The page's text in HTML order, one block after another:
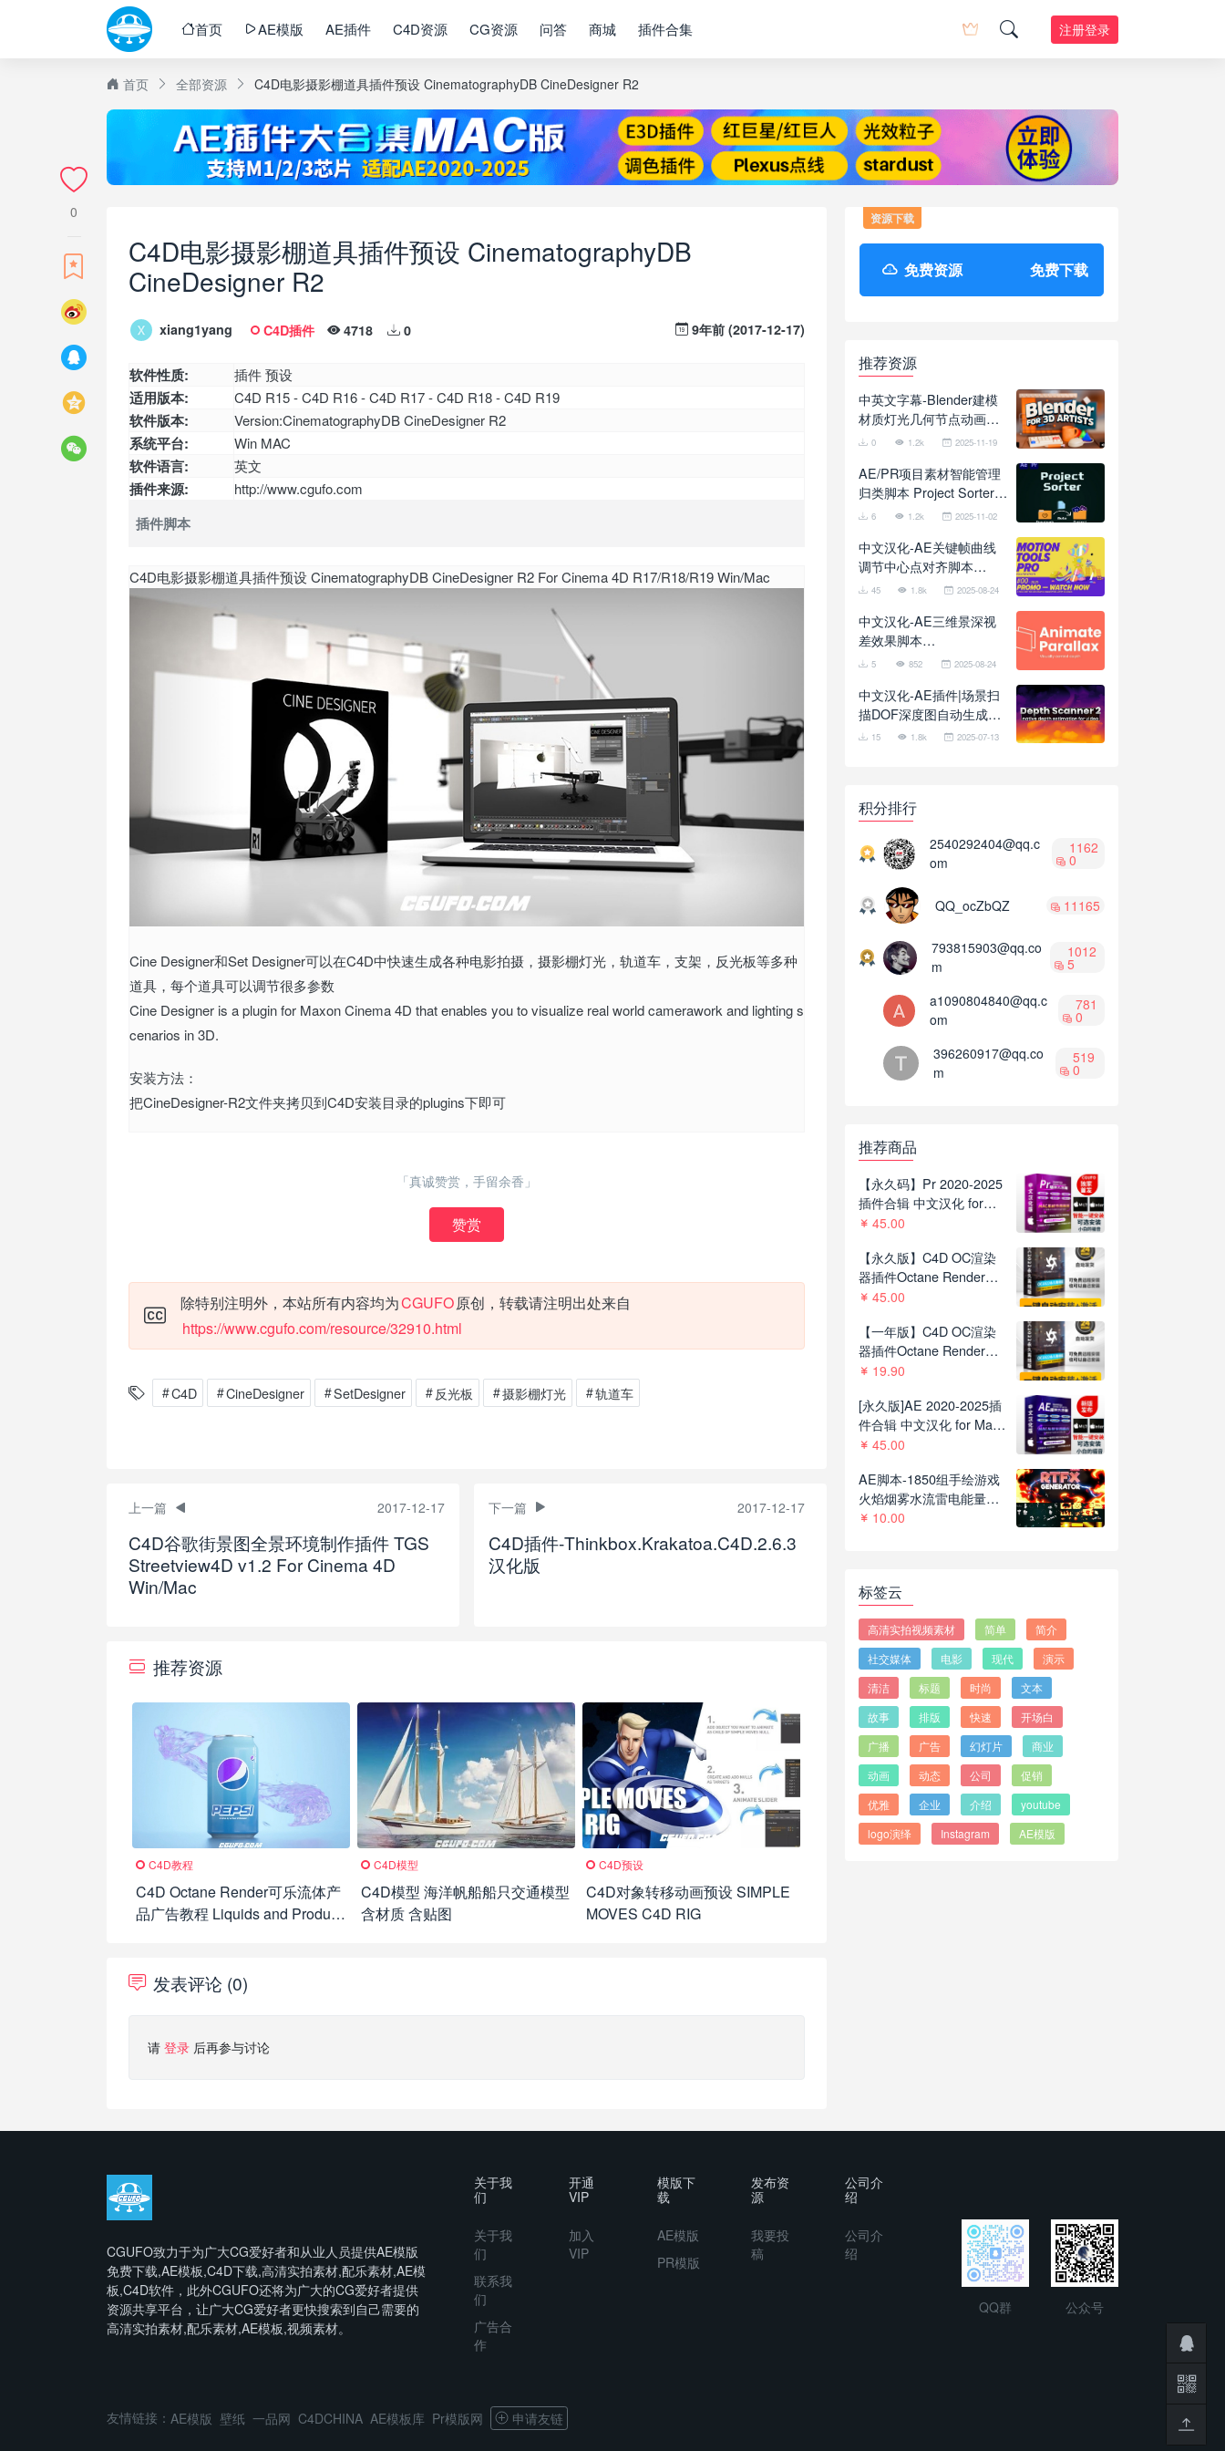
首页 AE模版 AE插件 C4D资源 CG资源 问答 商城 插件合集 注册登录
首页 全部资源 C4D电影摄影棚道具插件预设 CinematographyDB CineDesigner R2
C4D电影摄影棚道具插件预设 CinematographyDB
CineDesigner R2
xiang1yang C4D插件 4718 0 9年前 (2017-12-17)
0
插件脚本
软件性质: 插件 预设
适用版本: C4D R15 - C4D R16 - C4D R17 - C4D R18 - C4D R19
软件版本: Version:CinematographyDB CineDesigner R2
系统平台: Win MAC
软件语言: 英文
插件来源: http://www.cgufo.com
C4D电影摄影棚道具插件预设 CinematographyDB CineDesigner R2 For Cinema 4D R17/R18/R19 Win/Mac
Cine Designer和Set Designer可以在C4D中快速生成各种电影拍摄，摄影棚灯光，轨道车，支架，反光板等多种
道具，每个道具可以调节很多参数
Cine Designer is a plugin for Maxon Cinema 4D that enables you to visualize real world camerawork and lighting s
cenarios in 3D.
安装方法：
把CineDesigner-R2文件夹拷贝到C4D安装目录的plugins下即可
「真诚赞赏，手留余香」
赞赏
除特别注明外，本站所有内容均为CGUFO原创，转载请注明出处来自
https://www.cgufo.com/resource/32910.html
C4D CineDesigner SetDesigner 反光板 摄影棚灯光 轨道车
上一篇 2017-12-17
C4D谷歌街景图全景环境制作插件 TGS
Streetview4D v1.2 For Cinema 4D
Win/Mac
下一篇 2017-12-17
C4D插件-Thinkbox.Krakatoa.C4D.2.6.3
汉化版
推荐资源
C4D教程
C4D Octane Render可乐流体产
品广告教程 Liquids and Product
C4D模型
C4D模型 海洋帆船船只交通模型
含材质 含贴图
C4D预设
C4D对象转移动画预设 SIMPLE
MOVES C4D RIG
发表评论 (0)
请 登录 后再参与讨论
资源下载
免费资源 免费下载
推荐资源
中英文字幕-Blender建模
材质灯光几何节点动画全
面基础入门教程 School of
Artists
0 1.2k 2025-11-19
AE/PR项目素材智能管理
归类脚本 Project Sorter
V1.7.3 + 使用教程
6 1.2k 2025-11-02
中文汉化-AE关键帧曲线
调节中心点对齐脚本
Motion Tools Pro 2025
45 1.8k 2025-08-24
中文汉化-AE三维景深视
差效果脚本
AnimateParallax V1.3.0
5 852 2025-08-24
中文汉化-AE插件|场景扫
描DOF深度图自动生成工
具 Depth Scanner 2
15 1.8k 2025-07-13
积分排行
2540292404@qq.c
om
1162
0
QQ_ocZbQZ 11165
793815903@qq.co
m
1012
5
a1090804840@qq.c
om
781
0
396260917@qq.co
m
519
0
推荐商品
【永久码】Pr 2020-2025
插件合辑 中文汉化 for
Mac苹果系统平面跟踪降
红巨人系列等插件一键安
装包
45.00
【永久版】C4D OC渲染
器插件Octane Render
2022.1 R8一键安装版支持
45.00
【一年版】C4D OC渲染
器插件Octane Render
2022.1R8一键安装版支持
19.90
[永久版]AE 2020-2025插
件合辑 中文汉化 for Mac
苹果系统三维模型光效粒
装包
45.00
AE脚本-1850组手绘游戏
火焰烟雾水流雷电能量MG
动画+通道视频素材
10.00
标签云
高清实拍视频素材 简单
简介
社交媒体
电影 现代
演示
清洁
标题 时尚
文本
故事
排版 快速
开场白
广播
广告 幻灯片
商业
动画
动态 公司
促销
优雅
企业 介绍
youtube
logo演绎
Instagram AE模版
CGUFO致力于为广大CG爱好者和从业人员提供AE模版
免费下载,AE模板,C4D下载,高清实拍素材,配乐素材,AE模
板,C4D软件，此外CGUFO还将为广大的CG爱好者提供
资源共享平台，让广大CG爱好者更快搜索到自己需要的
高清实拍素材,配乐素材,AE模板,视频素材。
关于我
们
关于我
们
联系我
们
广告合
作
开通
VIP
加入
VIP
模版下
载
AE模版
PR模版
发布资
源
我要投
稿
公司介
绍
公司介
绍
QQ群 公众号
友情链接： AE模版 壁纸 一品网 C4DCHINA AE模板库 Pr模版网 申请友链